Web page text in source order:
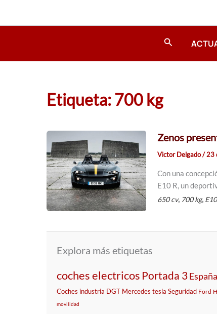
Buscar
Etiqueta: 700 kg
Zenos
Victor Delgado/23
Con una
E10 R, un
650 cv, 700 kg,
Explora más etiquetas
coches electricos Portada 3España
Coches industria DGT Mercedes tesla Seguridad Ford
movilidad